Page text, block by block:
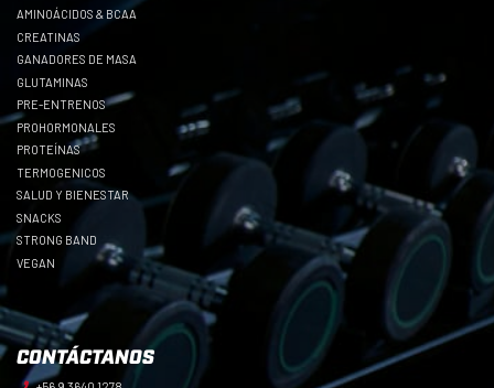
AMINOÁCIDOS & BCAA
CREATINAS
GANADORES DE MASA
GLUTAMINAS
PRE-ENTRENOS
PROHORMONALES
PROTEÍNAS
TERMOGENICOS
SALUD Y BIENESTAR
SNACKS
STRONG BAND
VEGAN
CONTÁCTANOS